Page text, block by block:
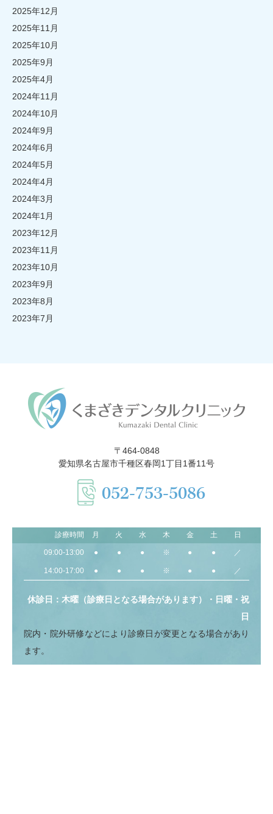
2025年12月
2025年11月
2025年10月
2025年9月
2025年4月
2024年11月
2024年10月
2024年9月
2024年6月
2024年5月
2024年4月
2024年3月
2024年1月
2023年12月
2023年11月
2023年10月
2023年9月
2023年8月
2023年7月
〒464-0848
愛知県名古屋市千種区春岡1丁目1番11号
052-753-5086
診療時間 月 火 水 木 金 土 日
09:00-13:00 ● ● ● ※ ● ● ／
14:00-17:00 ● ● ● ※ ● ● ／
休診日：木曜（診療日となる場合があります）・日曜・祝
日
院内・院外研修などにより診療日が変更となる場合があり
ます。